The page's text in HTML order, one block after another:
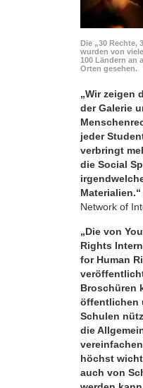
Die „30 Rechte,
wurden von
100 Ländern an
Orten gesehen.
„Wir zeigen
der Galerie
jeder
verbringt
die Social
Materialien.“
Network of
„Die von
Rights
for Human
Broschüren
öffentlichen
Schulen
die
höchst
auch von